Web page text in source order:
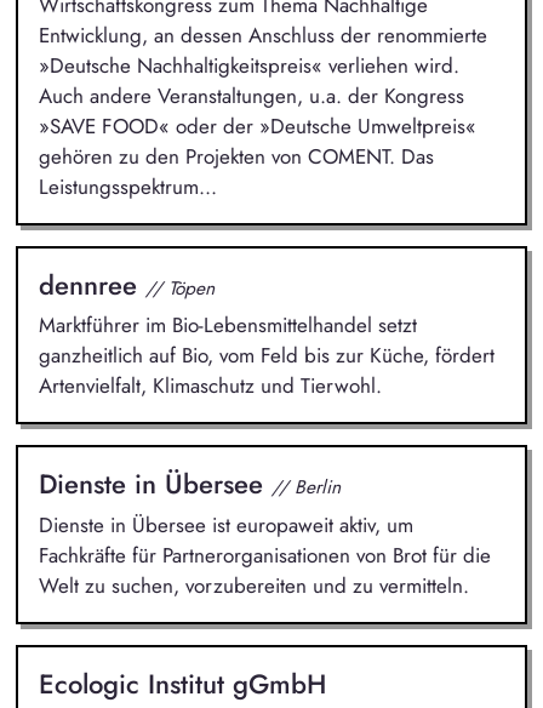
Entwicklung, an dessen Anschluss der renommierte
»Deutsche Nachhaltigkeitspreis« verliehen wird.
Auch andere Veranstaltungen, u.a. der Kongress
»SAVE FOOD« oder der »Deutsche Umweltpreis«
gehören zu den Projekten von COMENT. Das
Leistungsspektrum...
dennree // Töpen
Marktführer im Bio-Lebensmittelhandel setzt
ganzheitlich auf Bio, vom Feld bis zur Küche, fördert
Artenvielfalt, Klimaschutz und Tierwohl.
Dienste in Übersee // Berlin
Dienste in Übersee ist europaweit aktiv, um
Fachkräfte für Partnerorganisationen von Brot für die
Welt zu suchen, vorzubereiten und zu vermitteln.
Ecologic Institut gGmbH